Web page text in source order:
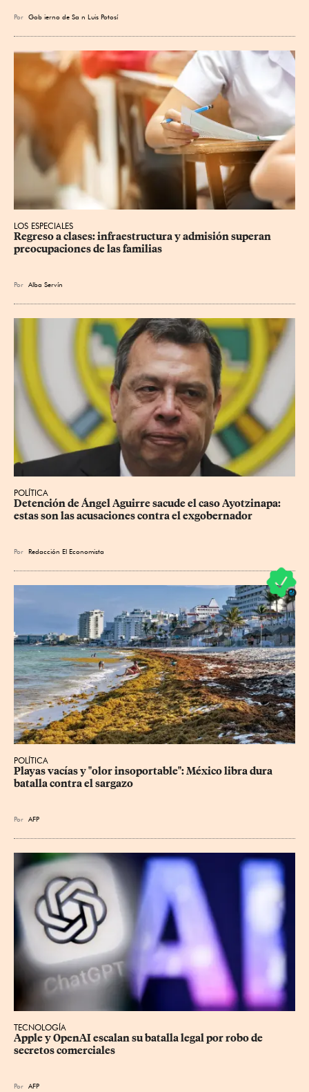
Por Gob ierno de Sa n Luis Potosí
LOS ESPECIALES
Regreso a clases: infraestructura y admisión superan
preocupaciones de las familias
Por Alba Servín
POLÍTICA
Detención de Ángel Aguirre sacude el caso Ayotzinapa:
estas son las acusaciones contra el exgobernador
Por Redacción El Economista
POLÍTICA
Playas vacías y "olor insoportable": México libra dura
batalla contra el sargazo
Por AFP
TECNOLOGÍA
Apple y OpenAI escalan su batalla legal por robo de
secretos comerciales
Por AFP